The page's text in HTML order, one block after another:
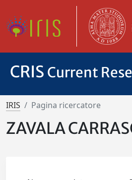
CRIS Current
IRIS Pagina ricercatore
ZAVALA